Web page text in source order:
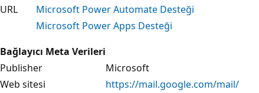
URL
Microsoft Power Automate Desteği
Microsoft Power Apps Desteği
Bağlayıcı Meta Verileri
Publisher
Microsoft
Web sitesi
https://mail.google.com/mail/